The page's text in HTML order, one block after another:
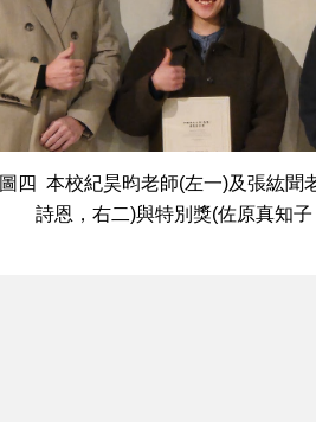
圖四 本校紀昊昀老師(左一)及張紘聞
詩恩，右二)與特別獎(佐原真知子